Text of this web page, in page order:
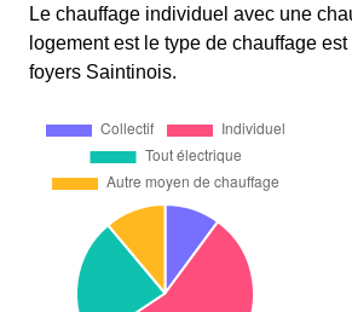
Le chauffage individuel avec une
logement est le type de chauffage
foyers Saintinois.